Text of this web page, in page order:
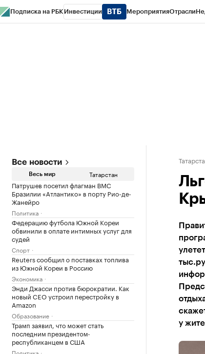
Подписка на РБК Инвестиции МероприятияОтрасли
Все новости
Весь мир Татарстан
Патрушев посетил флагман ВМС
Бразилии «Атлантико» в порту Рио-де-
Жанейро
Политика
Федерацию футбола Южной Кореи
обвинили в оплате интимных услуг для
судей
Спорт
Reuters сообщил о поставках топлива
из Южной Кореи в Россию
Экономика
Энди Джасси против бюрократии. Как
новый CEO устроил перестройку в
Amazon
Образование
Трамп заявил, что может стать
последним президентом-
республиканцем в США
у